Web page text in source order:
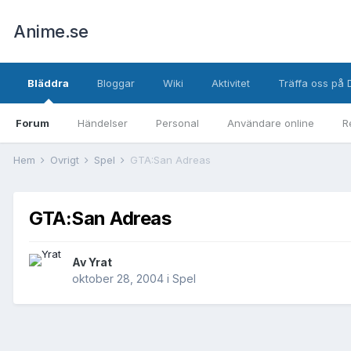
Anime.se
Bläddra
Forum Händelser Personal Användare online
Bloggar Wiki Aktivitet Träffa oss på
Hem Övrigt Spel GTA:San Adreas
GTA:San Adreas
AvYrat
oktober 28, 2004 i Spel